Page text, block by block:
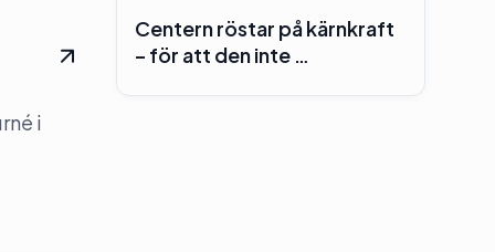
i
Centern röstar på kärnkraft
– för att den inte …